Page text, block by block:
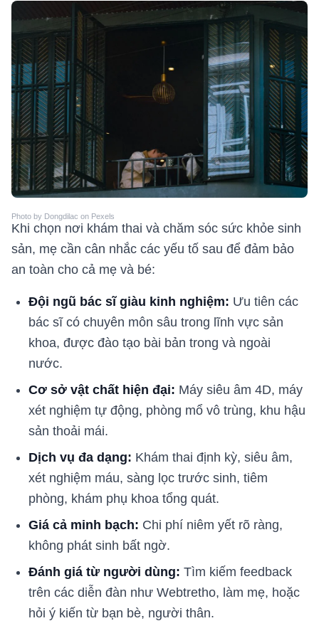
Photo by Dongdilac on Pexels
Khi chọn nơi khám thai và chăm sóc sức khỏe sinh
sản, mẹ cần cân nhắc các yếu tố sau để đảm bảo
an toàn cho cả mẹ và bé:
Đội ngũ bác sĩ giàu kinh nghiệm: Ưu tiên các
bác sĩ có chuyên môn sâu trong lĩnh vực sản
khoa, được đào tạo bài bản trong và ngoài
nước.
Cơ sở vật chất hiện đại: Máy siêu âm 4D, máy
xét nghiệm tự động, phòng mổ vô trùng, khu hậu
sản thoải mái.
Dịch vụ đa dạng: Khám thai định kỳ, siêu âm,
xét nghiệm máu, sàng lọc trước sinh, tiêm
phòng, khám phụ khoa tổng quát.
Giá cả minh bạch: Chi phí niêm yết rõ ràng,
không phát sinh bất ngờ.
Đánh giá từ người dùng: Tìm kiếm feedback
trên các diễn đàn như Webtretho, làm mẹ, hoặc
hỏi ý kiến từ bạn bè, người thân.